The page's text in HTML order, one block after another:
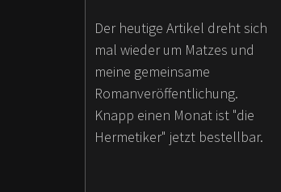
Der heutige Artikel dreht sich
mal wieder um Matzes und
meine gemeinsame
Romanveröffentlichung.
Knapp einen Monat ist "die
Hermetiker" jetzt bestellbar.